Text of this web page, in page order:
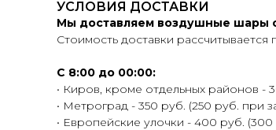
УСЛОВИЯ ДОСТАВКИ
Мы доставляем воздушные шары
Стоимость доставки
С 8:00 до 00:00:
• Киров, кроме отдельных районов -
• Метроград - 350 руб. (250 руб. при
• Европейские улочки - 400 руб.